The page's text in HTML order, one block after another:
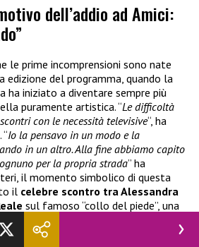
dell’addio ad Amici:
le prime incomprensioni sono nate
edizione del programma, quando la
ha iniziato a diventare sempre più
puramente artistica. “Le difficoltà
con le necessità televisive“, ha
Io la pensavo in un modo e la
in un altro. Alla fine abbiamo capito
per la propria strada” ha
il momento simbolico di questa
il celebre scontro tra Alessandra
sul famoso “collo del piede”, una
degli spettatori più